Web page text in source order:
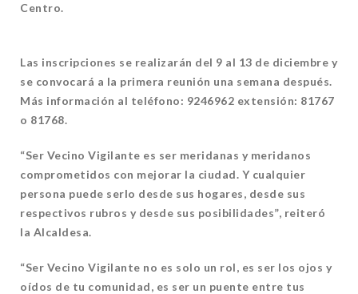
Centro.
Las inscripciones se realizarán del 9 al 13 de diciembre y
se convocará a la primera reunión una semana después.
Más información al teléfono: 9246962 extensión: 81767
o 81768.
“Ser Vecino Vigilante es ser meridanas y meridanos
comprometidos con mejorar la ciudad. Y cualquier
persona puede serlo desde sus hogares, desde sus
respectivos rubros y desde sus posibilidades”, reiteró
la Alcaldesa.
“Ser Vecino Vigilante no es solo un rol, es ser los ojos y
oídos de tu comunidad, es ser un puente entre tus